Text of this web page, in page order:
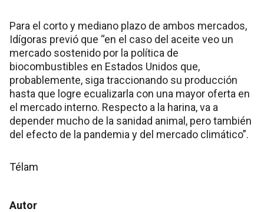
Para el corto y mediano plazo de ambos mercados,
Idígoras previó que “en el caso del aceite veo un
mercado sostenido por la política de
biocombustibles en Estados Unidos que,
probablemente, siga traccionando su producción
hasta que logre ecualizarla con una mayor oferta en
el mercado interno. Respecto a la harina, va a
depender mucho de la sanidad animal, pero también
del efecto de la pandemia y del mercado climático”.
Télam
Autor